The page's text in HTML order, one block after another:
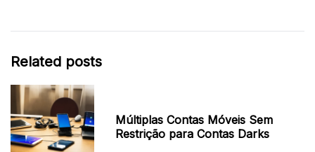
Related posts
Múltiplas Contas Móveis Sem
Restrição para Contas Darks